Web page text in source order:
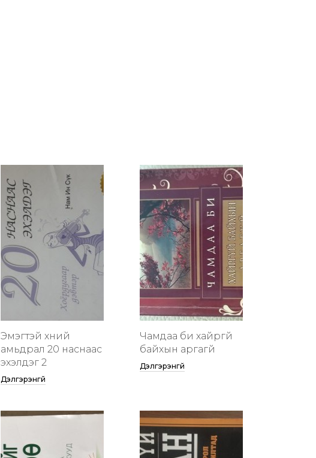
Эмэгтэй хүний
амьдрал 20 наснаас
эхэлдэг 2
Дэлгэрэнгүй
Чамдаа би хайргүй
байхын аргагүй
Дэлгэрэнгүй